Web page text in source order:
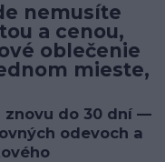
nemusíte
a cenou,
oblečenie
mieste,
znovu do 30 dní —
odevoch a